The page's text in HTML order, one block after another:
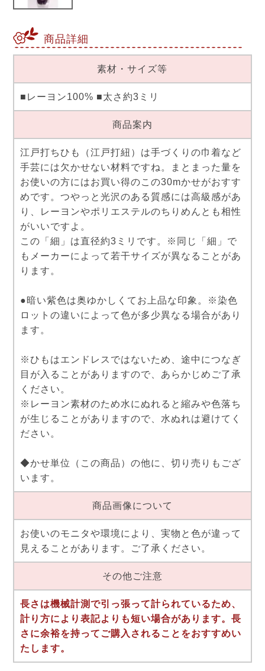
商品詳細
素材・サイズ等
■レーヨン100% ■太さ約3ミリ
商品案内
江戸打ちひも（江戸打紐）は手づくりの巾着など
手芸には欠かせない材料ですね。まとまった量を
お使いの方にはお買い得のこの30mかせがおすす
めです。つやっと光沢のある質感には高級感があ
り、レーヨンやポリエステルのちりめんとも相性
がいいですよ。
この「細」は直径約3ミリです。※同じ「細」で
もメーカーによって若干サイズが異なることがあ
ります。
●暗い紫色は奥ゆかしくてお上品な印象。※染色
ロットの違いによって色が多少異なる場合があり
ます。
※ひもはエンドレスではないため、途中につなぎ
目が入ることがありますので、あらかじめご了承
ください。
※レーヨン素材のため水にぬれると縮みや色落ち
が生じることがありますので、水ぬれは避けてく
ださい。
◆かせ単位（この商品）の他に、切り売りもござ
います。
商品画像について
お使いのモニタや環境により、実物と色が違って
見えることがあります。ご了承ください。
その他ご注意
長さは機械計測で引っ張って計られているため、
計り方により表記よりも短い場合があります。長
さに余裕を持ってご購入されることをおすすめい
たします。